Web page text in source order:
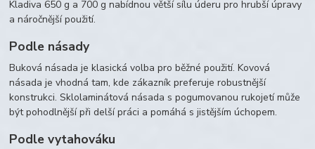
Kladiva 650 g a 700 g nabídnou větší sílu úderu pro hrubší úpravy
a náročnější použití.
Podle násady
Buková násada je klasická volba pro běžné použití. Kovová
násada je vhodná tam, kde zákazník preferuje robustnější
konstrukci. Sklolaminátová násada s pogumovanou rukojetí může
být pohodlnější při delší práci a pomáhá s jistějším úchopem.
Podle vytahováku